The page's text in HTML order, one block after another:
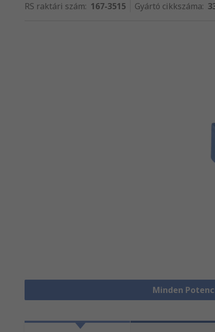
RS raktári szám: 167-3515 Gyártó cikkszáma:
Minden